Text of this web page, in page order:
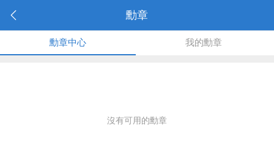
勳章
勳章中心 我的勳章
沒有可用的勳章